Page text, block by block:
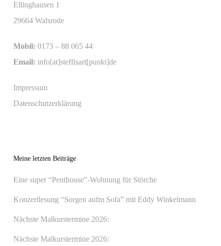
Ellinghausen 1
29664 Walsrode
Mobil: 0173 – 88 065 44
Email: info[at]steffisart[punkt]de
Impressum
Datenschutzerklärung
Meine letzten Beiträge
Eine super “Penthouse”-Wohnung für Störche
Konzertlesung “Sorgen aufm Sofa” mit Eddy Winkelmann
Nächste Malkurstermine 2026:
Nächste Malkurstermine 2026: